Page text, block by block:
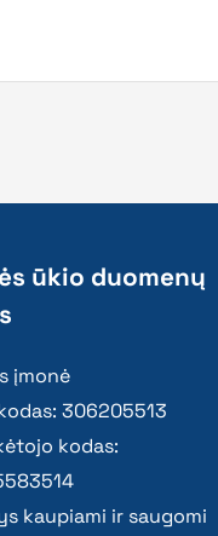
ūkio duomenų
įmonė
306205513
kodas:
kaupiami ir saugomi